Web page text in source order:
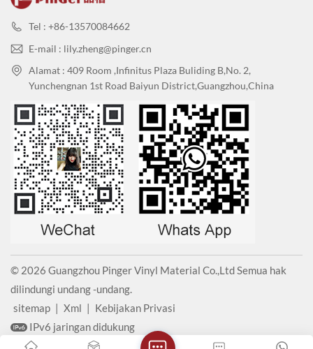
Tel : +86-13570084662
E-mail : lily.zheng@pinger.cn
Alamat : 409 Room ,Infinitus Plaza Buliding B,No. 2,
Yunchengnan 1st Road Baiyun District,Guangzhou,China
© 2026 Guangzhou Pinger Vinyl Material Co.,Ltd Semua hak
dilindungi undang -undang.
sitemap | Xml | Kebijakan Privasi
IPv6 jaringan didukung